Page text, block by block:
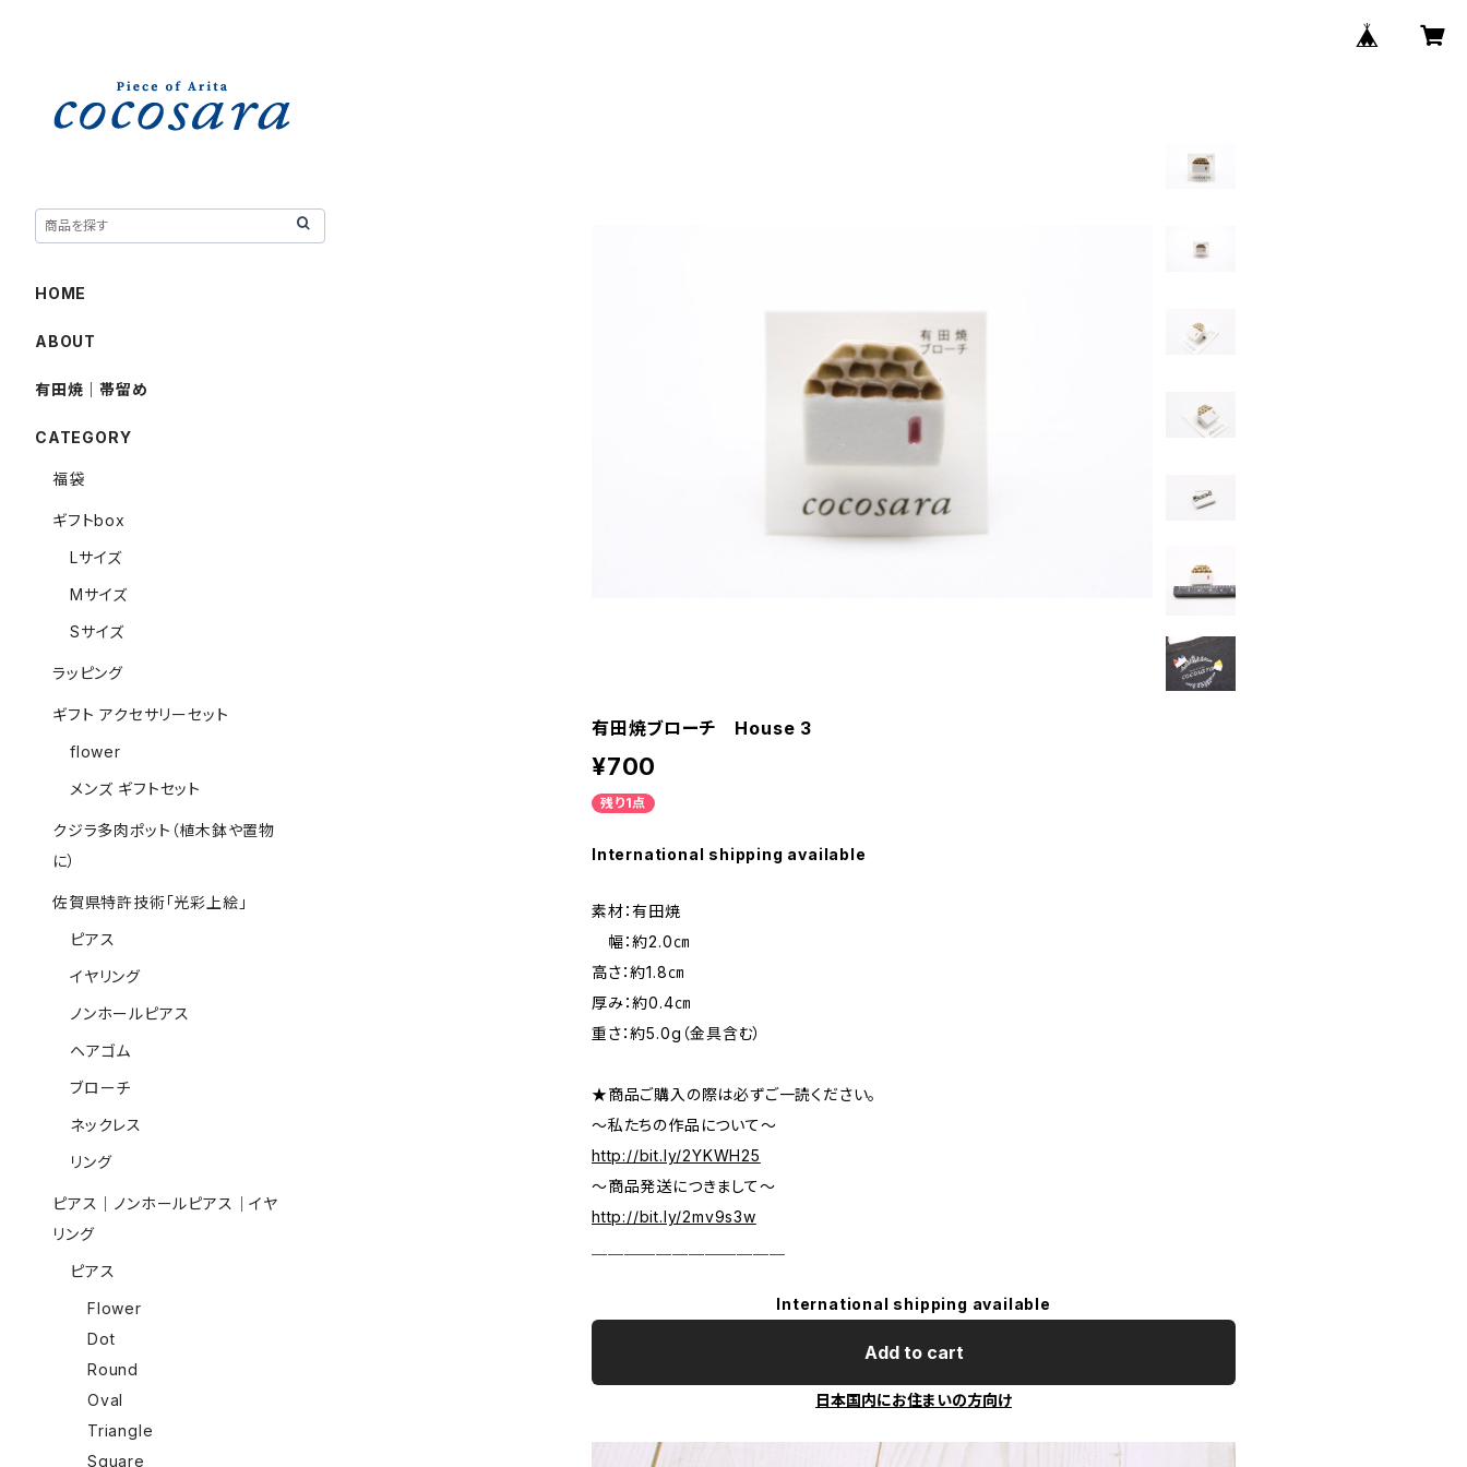
有田焼ブローチ House 3
¥700
残り1点
International shipping available
素材：有田焼
幅：約2.0㎝
高さ：約1.8㎝
厚み：約0.4㎝
重さ：約5.0g（金具含む）
★商品ご購入の際は必ずご一読ください。
～私たちの作品について～
http://bit.ly/2YKWH25
～商品発送につきまして～
http://bit.ly/2mv9s3w
International shipping available
Add to cart
日本国内にお住まいの方向け
HOME
ABOUT
有田焼｜帯留め
CATEGORY
福袋
ギフトbox
Lサイズ
Mサイズ
Sサイズ
ラッピング
ギフト アクセサリーセット
flower
メンズ ギフトセット
クジラ多肉ポット（植木鉢や置物
に）
佐賀県特許技術「光彩上絵」
ピアス
イヤリング
ノンホールピアス
ヘアゴム
ブローチ
ネックレス
リング
ピアス｜ノンホールピアス｜イヤ
リング
ピアス
Flower
Dot
Round
Oval
Triangle
Square